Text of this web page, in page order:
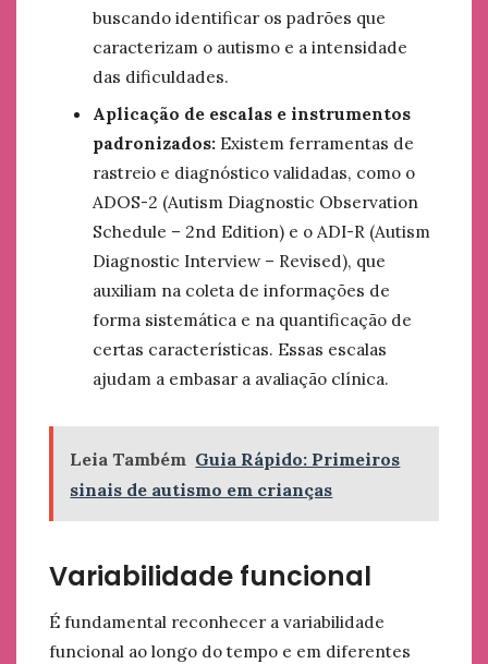
buscando identificar os padrões que
caracterizam o autismo e a intensidade
das dificuldades.
Aplicação de escalas e instrumentos
padronizados: Existem ferramentas de
rastreio e diagnóstico validadas, como o
ADOS-2 (Autism Diagnostic Observation
Schedule – 2nd Edition) e o ADI-R (Autism
Diagnostic Interview – Revised), que
auxiliam na coleta de informações de
forma sistemática e na quantificação de
certas características. Essas escalas
ajudam a embasar a avaliação clínica.
Leia Também Guia Rápido: Primeiros
sinais de autismo em crianças​
Variabilidade funcional
É fundamental reconhecer a variabilidade
funcional ao longo do tempo e em diferentes